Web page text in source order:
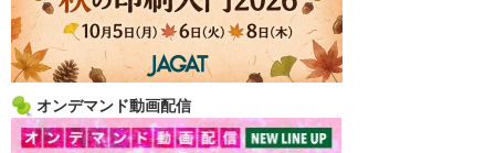
オンデマンド動画配信